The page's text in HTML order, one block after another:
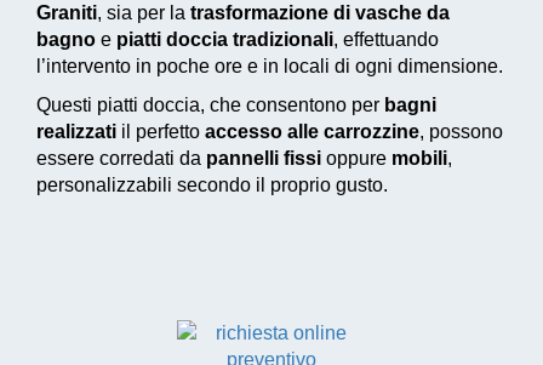
Graniti, sia per la trasformazione di vasche da
bagno e piatti doccia tradizionali, effettuando
l’intervento in poche ore e in locali di ogni dimensione.
Questi piatti doccia, che consentono per bagni
realizzati il perfetto accesso alle carrozzine, possono
essere corredati da pannelli fissi oppure mobili,
personalizzabili secondo il proprio gusto.